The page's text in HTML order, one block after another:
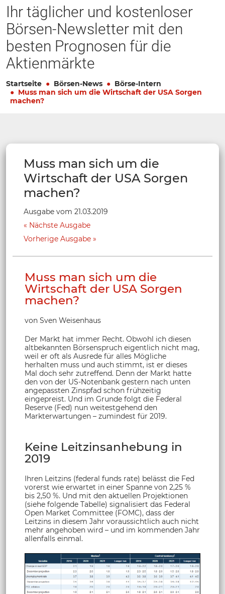
Ihr täglicher und kostenloser
Börsen-Newsletter mit den
besten Prognosen für die
Aktienmärkte
Startseite Börsen-News
Börse-Intern
Muss man sich um die Wirtschaft der USA Sorgen
machen?
Muss man sich um die
Wirtschaft der USA Sorgen
machen?
Ausgabe vom 21.03.2019
Nächste Ausgabe
Vorherige Ausgabe
Muss man sich um die
Wirtschaft der USA Sorgen
machen?
von Sven Weisenhaus
Der Markt hat immer Recht. Obwohl ich diesen
altbekannten Börsenspruch eigentlich nicht mag,
weil er oft als Ausrede für alles Mögliche
herhalten muss und auch stimmt, ist er dieses
Mal doch sehr zutreffend. Denn der Markt hatte
den von der US-Notenbank gestern nach unten
angepassten Zinspfad schon frühzeitig
eingepreist. Und im Grunde folgt die Federal
Reserve (Fed) nun weitestgehend den
Markterwartungen – zumindest für 2019.
Keine Leitzinsanhebung in
2019
Ihren Leitzins (federal funds rate) belässt die Fed
vorerst wie erwartet in einer Spanne von 2,25 %
bis 2,50 %. Und mit den aktuellen Projektionen
(siehe folgende Tabelle) signalisiert das Federal
Open Market Committee (FOMC), dass der
Leitzins in diesem Jahr voraussichtlich auch nicht
mehr angehoben wird – und im kommenden Jahr
allenfalls einmal.